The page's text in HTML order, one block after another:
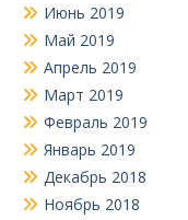
Июнь 2019
Май 2019
Апрель 2019
Март 2019
Февраль 2019
Январь 2019
Декабрь 2018
Ноябрь 2018